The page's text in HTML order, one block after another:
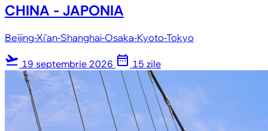
CHINA - JAPONIA
Beijing-Xi'an-Shanghai-Osaka-Kyoto-Tokyo
flight_takeoff 19 septembrie 2026 date_range 15 zile